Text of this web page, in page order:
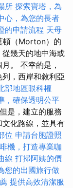
所 探索寶塔，為
心，為您的長者
的申請流程 天母
頓（Morton）的
幾天的地中海或
。 不幸的是，
，西岸和敘利亞
部地區眼科權
，確保透明公平
但是，建立的服務
化路線，並具有
位 申請台胞證照
機，打造專業咖
線 打掃阿姨的價
您的出國旅行做
提供高效清潔服